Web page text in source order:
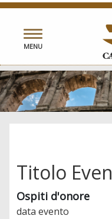
Toggle
navigation
MENU
Titolo
Ospiti d'onore
data evento